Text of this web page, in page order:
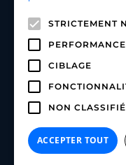
Carlo App |
STRICTEMENT
PERFORMANCE
CIBLAGE
NON
ACCEPTER TOUT